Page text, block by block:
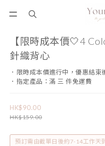
【限時成本價🤍4
針織背心
．限時成本價進行中，優惠結束
．指定產品：滿 三 件免運費
HK$90.00
HK$159.00
預訂需由截單日後約7-14工作天